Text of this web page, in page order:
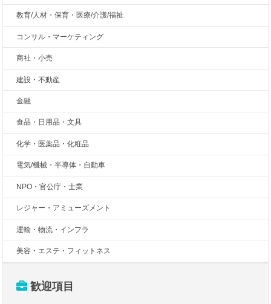
教育/人材・保育・医療/介護/福祉
コンサル・マーケティング
商社・小売
建設・不動産
金融
食品・日用品・文具
化学・医薬品・化粧品
電気/機械・半導体・自動車
NPO・官公庁・士業
レジャー・アミューズメント
運輸・物流・インフラ
美容・エステ・フィットネス
歓迎項目